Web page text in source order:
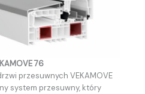
76
przesuwnych VEKAMOVE
system przesuwny, który